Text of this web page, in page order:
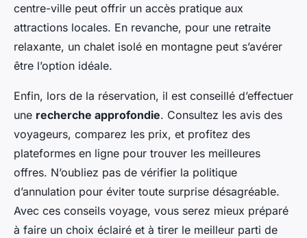
centre-ville peut offrir un accès pratique aux
attractions locales. En revanche, pour une retraite
relaxante, un chalet isolé en montagne peut s’avérer
être l’option idéale.
Enfin, lors de la réservation, il est conseillé d’effectuer
une recherche approfondie. Consultez les avis des
voyageurs, comparez les prix, et profitez des
plateformes en ligne pour trouver les meilleures
offres. N’oubliez pas de vérifier la politique
d’annulation pour éviter toute surprise désagréable.
Avec ces conseils voyage, vous serez mieux préparé
à faire un choix éclairé et à tirer le meilleur parti de